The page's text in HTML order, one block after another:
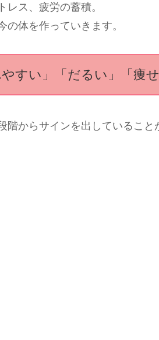
レス、疲労の蓄積。
体を作っていきます。
やすい」「だるい」「痩
からサインを出していること